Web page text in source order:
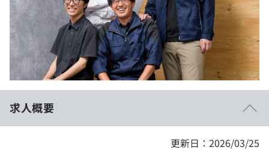
個人向けプラン
法人向けプラン
学校向けプラン
契約内容・クーポン
求人概要
更新日：2026/03/25